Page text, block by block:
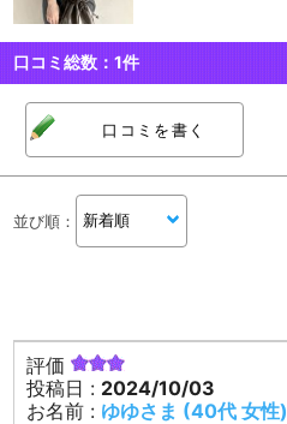
口コミ総数：1件
口コミを書く
並び順 ：
評価
投稿日 : 2024/10/03
お名前 : ゆゆさま (40代 女性)